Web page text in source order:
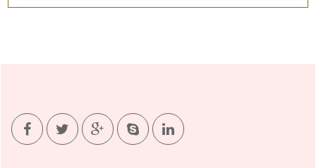
簡単ベジフルkids cooking②お正月料理
2012年がスタートしましたね。本年も、ママがウキウキ！で
きる「食卓」を彩るおもてなし・レ…